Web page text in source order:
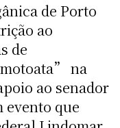
de Porto
ao
de
na
ao senador
evento que